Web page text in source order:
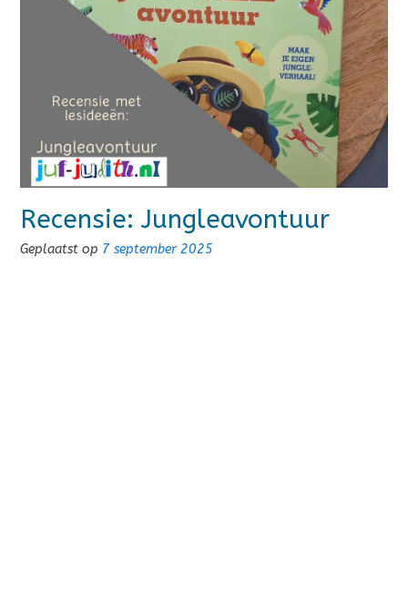
Recensie: Jungleavontuur
Geplaatst op 7 september 2025